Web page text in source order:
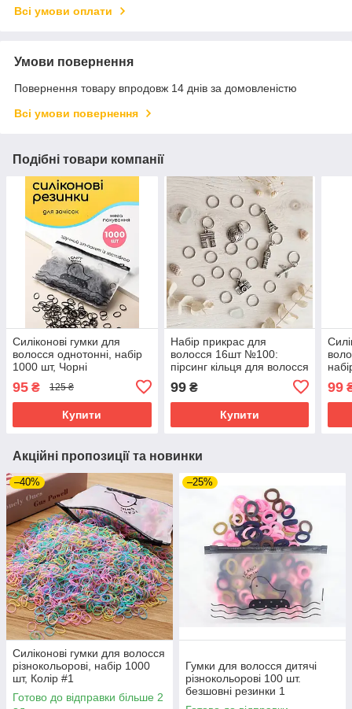
Всі умови оплати
Умови повернення
Повернення товару впродовж 14 днів за домовленістю
Всі умови повернення
Подібні товари компанії
Силіконові гумки для
волосся однотонні, набір
1000 шт, Чорні
95 ₴ 125 ₴
Купити
Набір прикрас для
волосся 16шт №100:
пірсинг кільця для волосся
99₴
Купити
99
Акційні пропозиції та новинки
–40%
Силіконові гумки для волосся
різнокольорові, набір 1000
шт, Колір #1
Готово до відправки більше 2
–25%
Гумки для волосся дитячі
різнокольорові 100 шт.
безшовні резинки 1